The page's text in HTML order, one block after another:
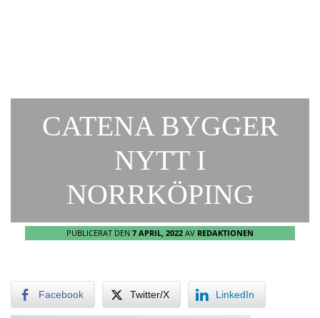
CATENA BYGGER
NYTT I
NORRKÖPING
PUBLICERAT DEN 7 APRIL, 2022 AV REDAKTIONEN
Facebook Twitter/X LinkedIn